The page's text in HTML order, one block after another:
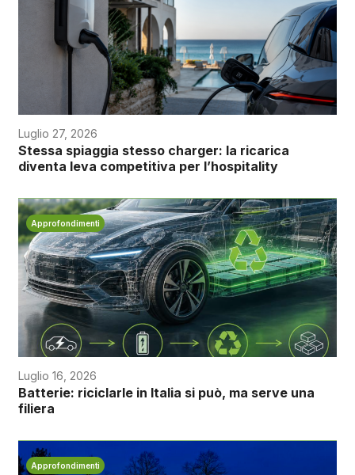
Luglio 27, 2026
Stessa spiaggia stesso charger: la ricarica
diventa leva competitiva per l’hospitality
Approfondimenti
Luglio 16, 2026
Batterie: riciclarle in Italia si può, ma serve una
filiera
Approfondimenti